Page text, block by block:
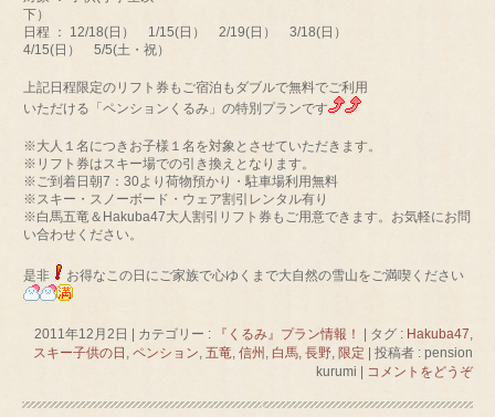
下）
日程 ： 12/18(日） 1/15(日） 2/19(日） 3/18(日）
4/15(日） 5/5(土・祝）
上記日程限定のリフト券もご宿泊もダブルで無料でご利用
いただける「ペンションくるみ」の特別プランです
※大人１名につきお子様１名を対象とさせていただきます。
※リフト券はスキー場での引き換えとなります。
※ご到着日朝7：30より荷物預かり・駐車場利用無料
※スキー・スノーボード・ウェア割引レンタル有り
※白馬五竜＆Hakuba47大人割引リフト券もご用意できます。お気軽にお問
い合わせください。
是非 お得なこの日にご家族で心ゆくまで大自然の雪山をご満喫ください
2011年12月2日 カテゴリー : 『くるみ』プラン情報！ タグ : Hakuba47,
スキー子供の日 , ペンション, 五竜, 信州 , 白馬, 長野, 限定
投稿者 : pension
kurumi
コメントをどうぞ